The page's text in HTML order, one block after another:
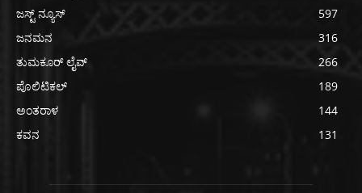
ಜಸ್ಟ್ ನ್ಯೂಸ್
597
ಜನಮನ
316
ತುಮಕೂರ್ ಲೈವ್
266
ಪೊಲಿಟಿಕಲ್
189
ಅಂತರಾಳ
144
ಕವನ
131